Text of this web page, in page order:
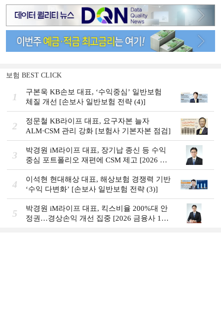
보험 BEST CLICK
1
구본욱 KB손보 대표, ‘수익중심ʼ 일반보험
체질 개선 [손보사 일반보험 전략 (4)]
2
정문철 KB라이프 대표, 요구자본 늘자
ALM·CSM 관리 강화 [보험사 기본자본 점검]
3
박경원 iM라이프 대표, 장기납 종신 등 수익
중심 포트폴리오 재편에 CSM 제고 [2026 금
융사 상반기 실적]
4
이석현 현대해상 대표, 해상보험 경쟁력 기반
‘수익 다변화ʼ [손보사 일반보험 전략 (3)]
5
박경원 iM라이프 대표, 킥스비율 200%대 안
정권…경상손익 개선 집중 [2026 금융사 1분